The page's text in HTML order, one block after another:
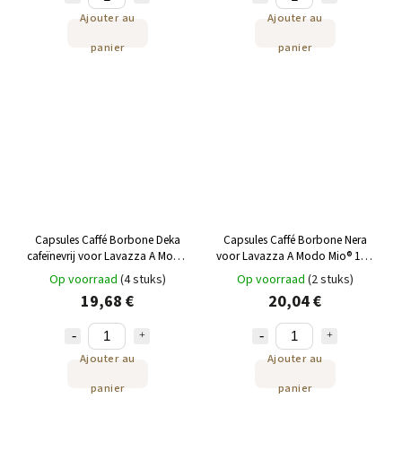
Ajouter au
panier
Ajouter au
panier
Capsules Caffé Borbone Deka
cafeïnevrij voor Lavazza A Modo
Mio® 100 stuks
Op voorraad (4 stuks)
19,68 €
Ajouter au
panier
Capsules Caffé Borbone Nera
voor Lavazza A Modo Mio® 100
Op voorraad (2 stuks)
20,04 €
Ajouter au
panier